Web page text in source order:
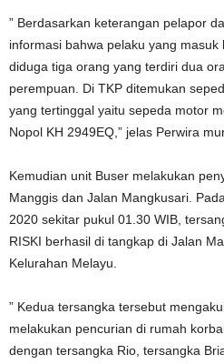
” Berdasarkan keterangan pelapor
informasi bahwa pelaku yang
diduga tiga orang yang terdiri dua
perempuan. Di TKP ditemukan
yang tertinggal yaitu sepeda motor
Nopol KH 2949EQ,” jelas Perwira
Kemudian unit Buser melakukan
Manggis dan Jalan Mangkusari.
2020 sekitar pukul 01.30 WIB,
RISKI berhasil di tangkap di Jalan
Kelurahan Melayu.
” Kedua tersangka tersebut
melakukan pencurian di rumah
dengan tersangka Rio, tersangka